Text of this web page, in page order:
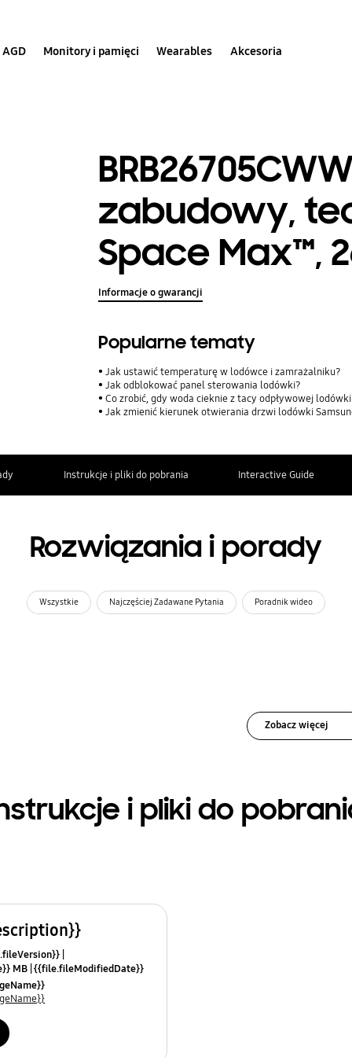
AGD Monitory i pamięci Wearables Akcesoria
zabudowy,
Space Max™,
Informacje o gwarancji
Popularne tematy
Jak ustawić temperaturę w lodówce i zamrażalniku?
Jak odblokować panel sterowania lodówki?
Co zrobić, gdy woda cieknie z tacy odpływowej
Jak zmienić kierunek otwierania drzwi lodówki
Instrukcje i pliki do pobrania Interactive Guide
Rozwiązania i porady
Wszystkie Najczęściej Zadawane Pytania Poradnik wideo
Zobacz więcej
i pliki do
MB {{file.fileModifiedDate}}